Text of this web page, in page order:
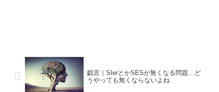
戯言｜SIerとかSESが無くなる問題…ど
うやっても無くならないよね